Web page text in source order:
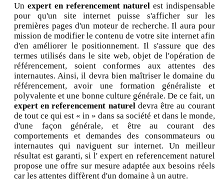
Un expert en referencement naturel est indispensable
pour qu'un site internet puisse s'afficher sur les
premières pages d'un moteur de recherche. Il aura pour
mission de modifier le contenu de votre site internet afin
d'en améliorer le positionnement. Il s'assure que des
termes utilisés dans le site web, objet de l'opération de
référencement, soient conformes aux attentes des
internautes. Ainsi, il devra bien maîtriser le domaine du
référencement, avoir une formation généraliste et
polyvalente et une bonne culture générale. De ce fait, un
expert en referencement naturel devra être au courant
de tout ce qui est « in » dans sa société et dans le monde,
d'une façon générale, et être au courant des
comportements et demandes des consommateurs ou
internautes qui naviguent sur internet. Un meilleur
résultat est garanti, si l' expert en referencement naturel
propose une offre sur mesure adaptée aux besoins réels
car les attentes diffèrent d'un domaine à un autre.